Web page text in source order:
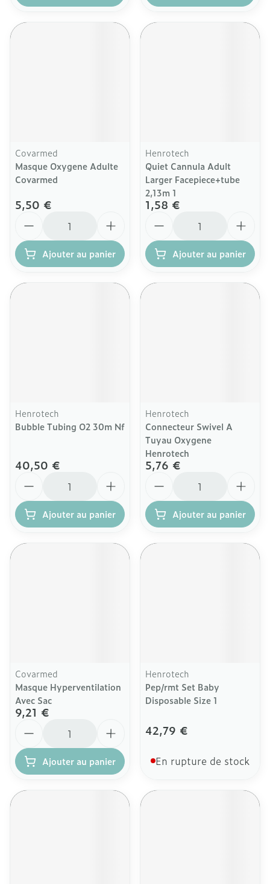
Covarmed
Masque Oxygene Adulte
Covarmed
5,50 €
Ajouter au panier
Henrotech
Quiet Cannula Adult
Larger Facepiece+tube
2,13m 1
1,58 €
Ajouter au panier
Henrotech
Bubble Tubing O2 30m Nf
40,50 €
Ajouter au panier
Henrotech
Connecteur Swivel A
Tuyau Oxygene
Henrotech
5,76 €
Ajouter au panier
Covarmed
Masque Hyperventilation
Avec Sac
9,21 €
Ajouter au panier
Henrotech
Pep/rmt Set Baby
Disposable Size 1
42,79 €
En rupture de stock